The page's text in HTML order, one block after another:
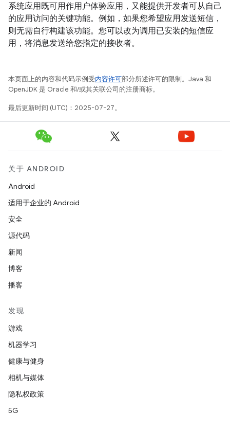
系统应用既可用作用户体验应用，又能提供开发者可从自己
的应用访问的关键功能。例如，如果您希望应用发送短信，
则无需自行构建该功能。您可以改为调用已安装的短信应
用，将消息发送给您指定的接收者。
本页面上的内容和代码示例受内容许可部分所述许可的限制。Java 和
OpenJDK 是 Oracle 和/或其关联公司的注册商标。
最后更新时间 (UTC)：2025-07-27。
关于 ANDROID
Android
适用于企业的 Android
安全
源代码
新闻
博客
播客
发现
游戏
机器学习
健康与健身
相机与媒体
隐私权政策
5G